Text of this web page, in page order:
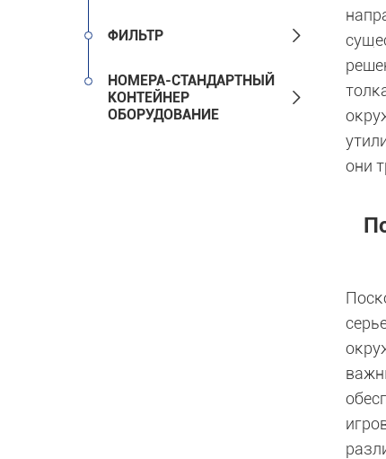
ФИЛЬТР 
НОМЕРА-СТАНДАРТНЫЙ
КОНТЕЙНЕР
ОБОРУДОВАНИЕ

они